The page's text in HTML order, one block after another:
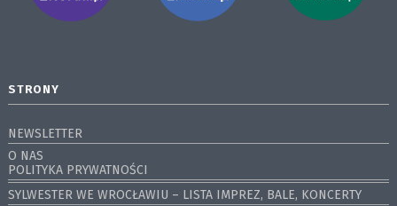
STRONY
NEWSLETTER
O NAS
POLITYKA PRYWATNOŚCI
SYLWESTER WE WROCŁAWIU – LISTA IMPREZ, BALE, KONCERTY